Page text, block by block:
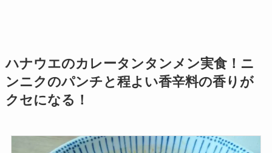
ハナウエのカレータンタンメン実食！ニ
ンニクのパンチと程よい香辛料の香りが
クセになる！